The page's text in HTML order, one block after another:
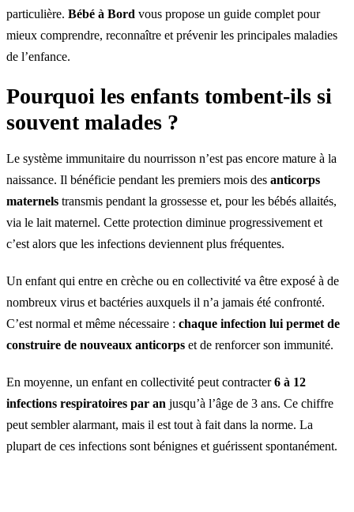
particulière. Bébé à Bord vous propose un guide complet pour
mieux comprendre, reconnaître et prévenir les principales maladies
de l’enfance.
Pourquoi les enfants tombent-ils si
souvent malades ?
Le système immunitaire du nourrisson n’est pas encore mature à la
naissance. Il bénéficie pendant les premiers mois des anticorps
maternels transmis pendant la grossesse et, pour les bébés allaités,
via le lait maternel. Cette protection diminue progressivement et
c’est alors que les infections deviennent plus fréquentes.
Un enfant qui entre en crèche ou en collectivité va être exposé à de
nombreux virus et bactéries auxquels il n’a jamais été confronté.
C’est normal et même nécessaire : chaque infection lui permet de
construire de nouveaux anticorps et de renforcer son immunité.
En moyenne, un enfant en collectivité peut contracter6 à 12
infections respiratoires par an jusqu’à l’âge de 3 ans. Ce chiffre
peut sembler alarmant, mais il est tout à fait dans la norme. La
plupart de ces infections sont bénignes et guérissent spontanément.